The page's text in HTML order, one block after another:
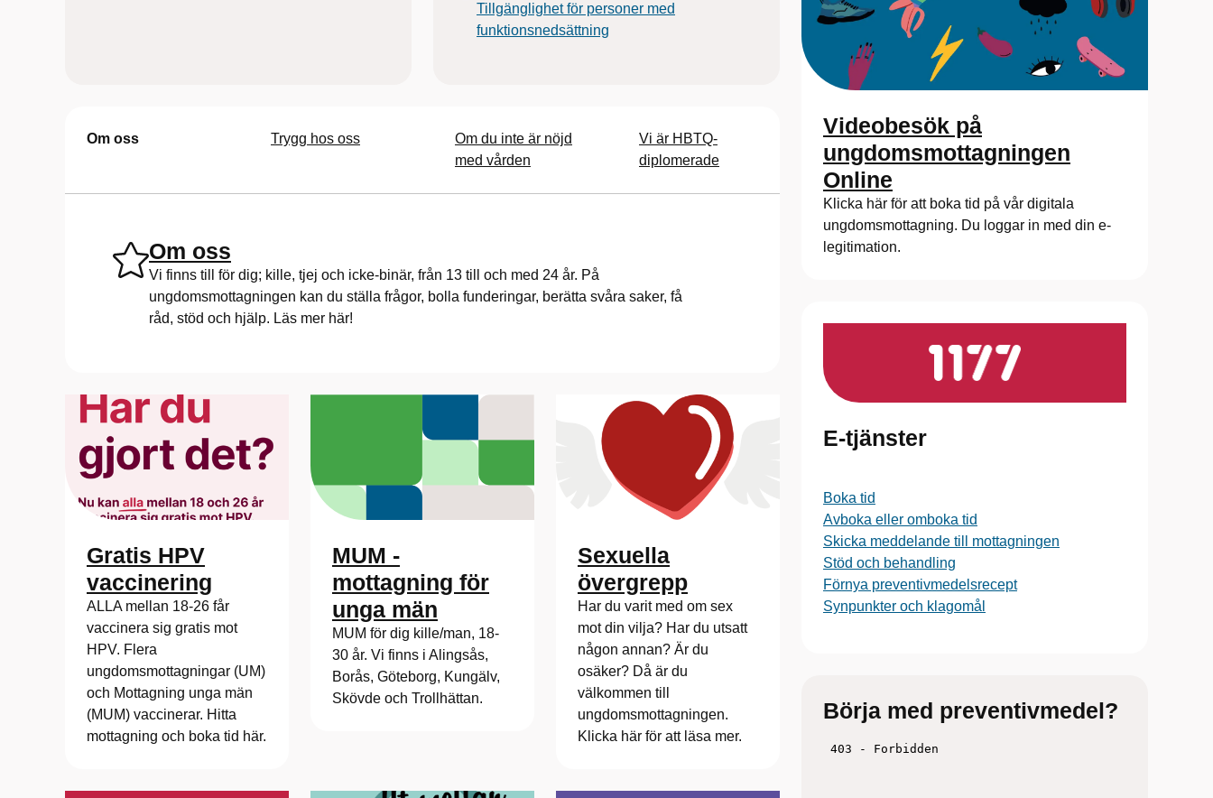
Tillgänglighet för personer med
funktionsnedsättning
Om oss Trygg hos oss
Om du inte är nöjd
med vården
Vi är HBTQ-
diplomerade
Om oss
Vi finns till för dig; kille, tjej och icke-binär, från 13 till och med 24 år. På
ungdomsmottagningen kan du ställa frågor, bolla funderingar, berätta svåra saker, få
råd, stöd och hjälp. Läs mer här!
Gratis HPV
vaccinering
ALLA mellan 18-26 får
vaccinera sig gratis mot
HPV. Flera
ungdomsmottagningar (UM)
och Mottagning unga män
(MUM) vaccinerar. Hitta
mottagning och boka tid här.
MUM -
mottagning för
unga män
MUM för dig kille/man, 18-
30 år. Vi finns i Alingsås,
Borås, Göteborg, Kungälv,
Skövde och Trollhättan.
Sexuella
övergrepp
Har du varit med om sex
mot din vilja? Har du utsatt
någon annan? Är du
osäker? Då är du
välkommen till
ungdomsmottagningen.
Klicka här för att läsa mer.
Videobesök på
ungdomsmottagningen
Online
Klicka här för att boka tid på vår digitala
ungdomsmottagning. Du loggar in med din e-
legitimation.
E-tjänster
Boka tid
Avboka eller omboka tid
Skicka meddelande till mottagningen
Stöd och behandling
Förnya preventivmedelsrecept
Synpunkter och klagomål
Börja med preventivmedel?